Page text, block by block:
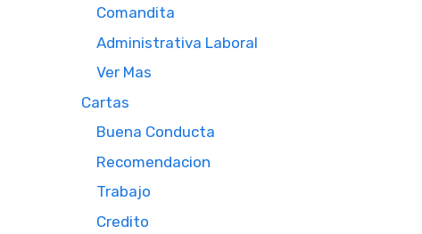
Comandita
Administrativa Laboral
Ver Mas
Cartas
Buena Conducta
Recomendacion
Trabajo
Credito